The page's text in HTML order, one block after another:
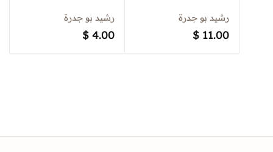
رشيد بو جدرة
$ 11.00
رشيد بو جدرة
$4.00